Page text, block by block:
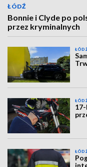
ŁÓDŹ
Bonnie i Clyde po
przez kryminalnych